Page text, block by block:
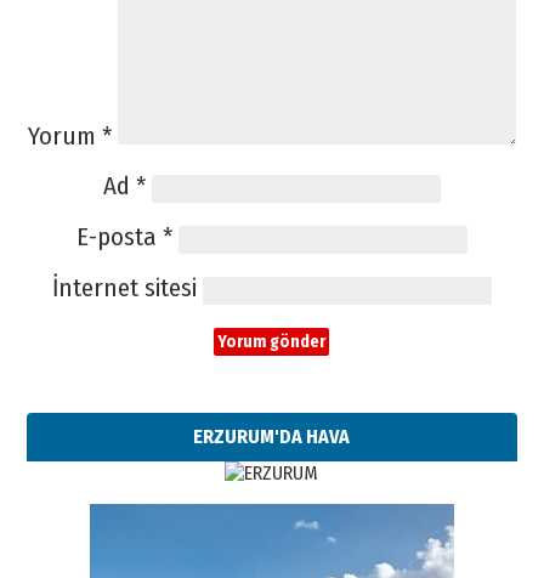
Yorum *
Ad *
E-posta *
İnternet sitesi
ERZURUM'DA HAVA